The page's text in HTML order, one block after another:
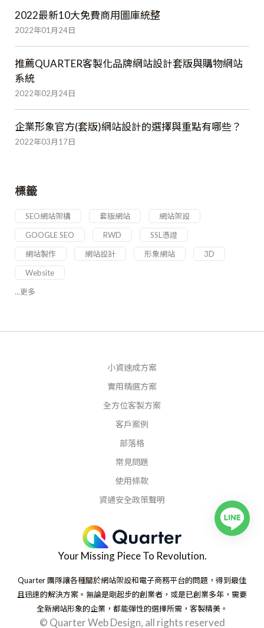
2022最新10大免費商用圖庫統整
2022年01月24日
推薦QUARTER客製化品牌網站設計套版與購物網站
系統
2022年02月24日
企業形象官方(套版)網站設計的選擇與重點有哪些？
2022年03月17日
標籤
SEO網站架構 套版網站
網站架設
GOOGLE SEO
RWD
SSL憑證
網站製作
網站設計 形象網站
3D
Website
...更多
小資速成方案
實用精選方案
全方位客製方案
客戶案例
部落格
常見問題
使用條款
資通安全政策聲明
Your Missing Piece To Revolution.
Quarter 團隊讓各種關於網站架設和電子商務平台的問題，得到最佳
且迅速的解決方案。無論是剛起步的創業者，或是已創業多年，需要
全新網站形象的企業，都能彈性的選擇所需，客製精美。
© Quarter Web Design, all rights reserved